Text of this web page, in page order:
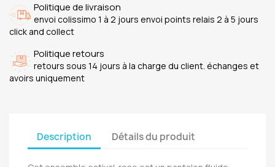
Politique de livraison
envoi colissimo 1 à 2 jours envoi points relais 2 à 5 jours
click and collect
Politique retours
retours sous 14 jours à la charge du client. échanges et
avoirs uniquement
Description Détails du produit